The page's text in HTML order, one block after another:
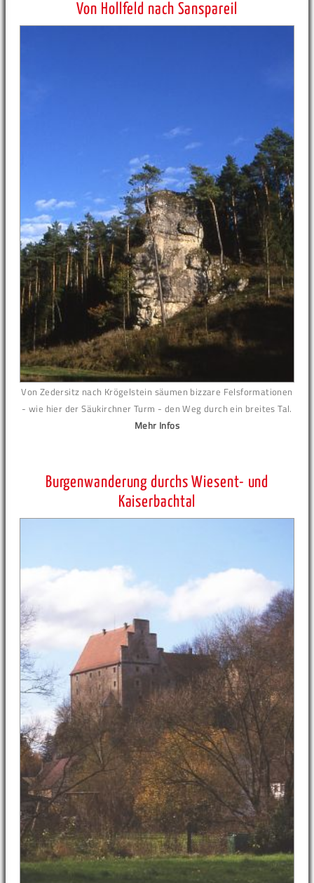
Von Hollfeld nach Sanspareil
Von Zedersitz nach Krögelstein säumen bizzare Felsformationen
- wie hier der Säukirchner Turm - den Weg durch ein breites Tal.
Mehr Infos
Burgenwanderung durchs Wiesent- und
Kaiserbachtal